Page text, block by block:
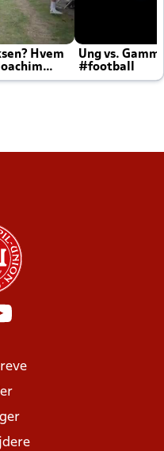
Hvem
Ung vs.
#football